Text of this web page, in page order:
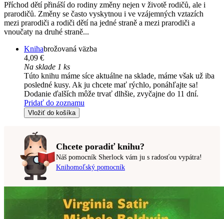
Příchod dětí přináší do rodiny změny nejen v životě rodičů, ale i
prarodičů. Změny se často vyskytnou i ve vzájemných vztazích
mezi prarodiči a rodiči dětí na jedné straně a mezi prarodiči a
vnoučaty na druhé straně...
Knihabrožovaná väzba
4,09 €
Na sklade 1 ks
Túto knihu máme síce aktuálne na sklade, máme však už iba
posledné kusy. Ak ju chcete mať rýchlo, ponáhľajte sa!
Dodanie ďalších môže trvať dlhšie, zvyčajne do 11 dní.
Pridať do zoznamu
Vložiť do košíka
Chcete poradiť knihu?
Náš pomocník Sherlock vám ju s radosťou vypátra!
Knihomoľský pomocník